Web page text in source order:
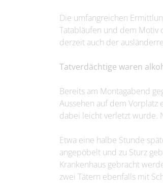
Die umfangreichen
Tatabläufen und dem Motiv
derzeit auch der
Tatverdächtige waren
Bereits am Montagabend
Aussehen auf dem Vorplatz
dabei leicht verletzt wurde.
Etwa eine halbe Stunde
angepöbelt und zu Sturz
Krankenhaus gebracht
zwei Tätern ebenfalls mit